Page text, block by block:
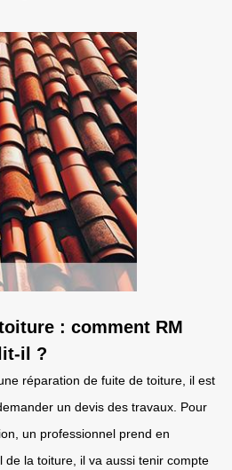
: comment RM
il ?
réparation de fuite de toiture, il est
un devis des travaux. Pour
un professionnel prend en
de la toiture, il va aussi tenir compte